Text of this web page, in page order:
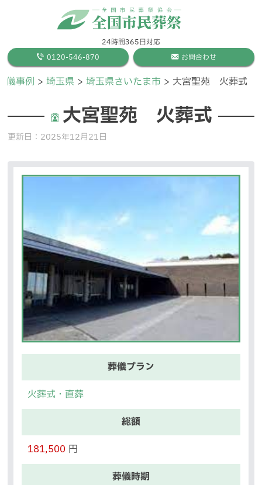
24時間365日対応
0120-546-870
お問合わせ
儀事例 埼玉県 埼玉県さいたま市 大宮聖苑 火葬式
大宮聖苑 火葬式
更新日： 2025年12月21日
葬儀プラン
火葬式・直葬
総額
181,500 円
葬儀時期